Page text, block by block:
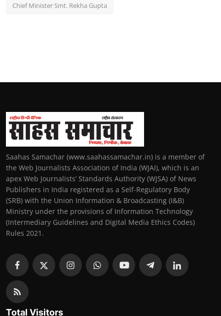
Chief Minister Smt. Rekha Gupta
Saahas Samachar (www.saahassamachar.in) is a member of
the Web Journalists Association of India (WJAI), which is an
apex Web Journalists’ Standards Authority (WJSA) of News
Publishers in India registered as a Self-Regulatory Body
(SRB) with the Union Information & Broadcasting (I&B)
Ministry under the provisions of Information Technology
(Intermediary Guidelines and Digital Media Ethics Codes)
Rules 2021.
Total Visitors